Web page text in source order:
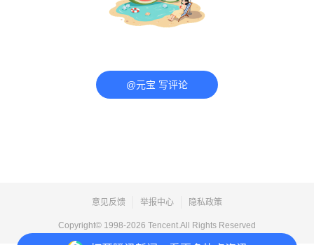
@元宝 写评论
意见反馈 举报中心 隐私政策
Copyright© 1998-2026 Tencent.All Rights Reserved